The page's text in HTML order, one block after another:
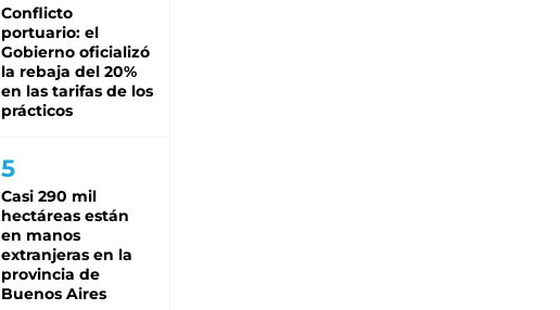
Conflicto
portuario: el
Gobierno oficializó
la rebaja del 20%
en las tarifas de los
prácticos
Casi 290 mil
hectáreas están
en manos
extranjeras en la
provincia de
Buenos Aires